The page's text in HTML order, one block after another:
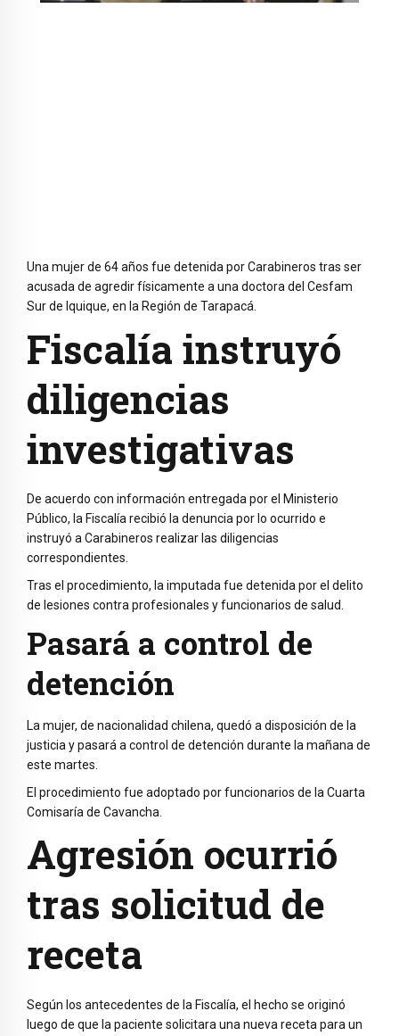
Una mujer de 64 años fue detenida por Carabineros tras ser
acusada de agredir físicamente a una doctora del Cesfam
Sur de Iquique, en la Región de Tarapacá.
Fiscalía instruyó
diligencias
investigativas
De acuerdo con información entregada por el Ministerio
Público, la Fiscalía recibió la denuncia por lo ocurrido e
instruyó a Carabineros realizar las diligencias
correspondientes.
Tras el procedimiento, la imputada fue detenida por el delito
de lesiones contra profesionales y funcionarios de salud.
Pasará a control de
detención
La mujer, de nacionalidad chilena, quedó a disposición de la
justicia y pasará a control de detención durante la mañana de
este martes.
El procedimiento fue adoptado por funcionarios de la Cuarta
Comisaría de Cavancha.
Agresión ocurrió
tras solicitud de
receta
Según los antecedentes de la Fiscalía, el hecho se originó
luego de que la paciente solicitara una nueva receta para un